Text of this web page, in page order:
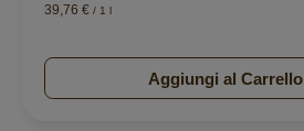
39,76 € / 1 l
Aggiungi al Carrello